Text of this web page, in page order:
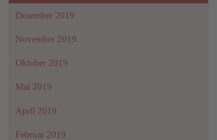
Dezember 2019
November 2019
Oktober 2019
Mai 2019
April 2019
Februar 2019